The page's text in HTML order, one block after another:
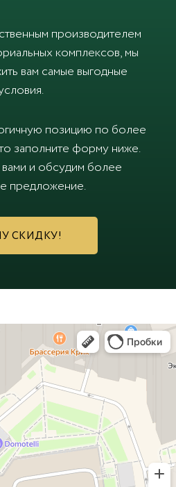
производителем
комплексов, мы
вам самые выгодные
позицию по более
заполните форму ниже.
и обсудим более
предложение.
СКИДКУ!